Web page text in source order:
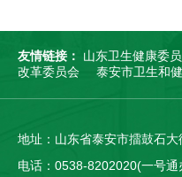
友情链接： 山东卫生健康委
改革委员会
泰安市卫生和
地址：山东省泰安市擂鼓石大
电话：0538-8202020(一号